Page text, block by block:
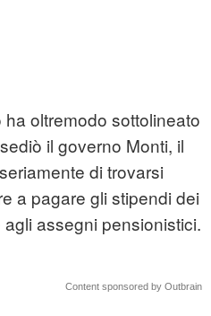
oltremodo sottolineato
il governo Monti, il
di trovarsi
a pagare gli stipendi dei
assegni pensionistici.
Content sponsored by Outbrain